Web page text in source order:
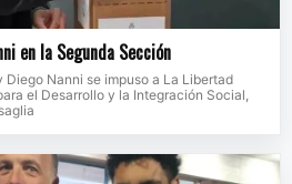
en la Segunda Sección
Diego Nanni se impuso a La Libertad
el Desarrollo y la Integración Social,